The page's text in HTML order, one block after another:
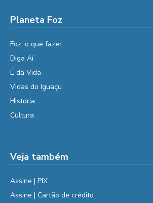
Planeta Foz
Foz, o que fazer
Diga Aí
É da Vida
Vidas do Iguaçu
História
Cultura
Veja também
Assine | PIX
Assine | Cartão de crédito